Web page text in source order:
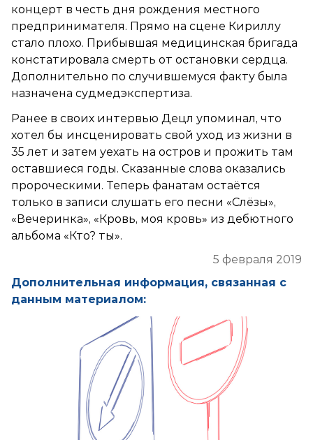
концерт в честь дня рождения местного
предпринимателя. Прямо на сцене Кириллу
стало плохо. Прибывшая медицинская бригада
констатировала смерть от остановки сердца.
Дополнительно по случившемуся факту была
назначена судмедэкспертиза.
Ранее в своих интервью Децл упоминал, что
хотел бы инсценировать свой уход из жизни в
35 лет и затем уехать на остров и прожить там
оставшиеся годы. Сказанные слова оказались
пророческими. Теперь фанатам остаётся
только в записи слушать его песни «Слёзы»,
«Вечеринка», «Кровь, моя кровь» из дебютного
альбома «Кто? ты».
5 февраля 2019
Дополнительная информация, связанная с
данным материалом: